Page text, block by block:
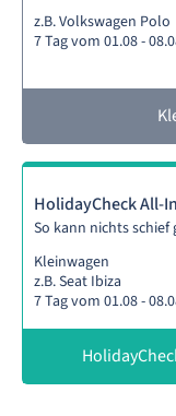
z.B. Volkswagen Polo
7 Tag vom 01.08 -
HolidayCheck All-
So kann nichts
Kleinwagen
z.B. Seat Ibiza
7 Tag vom 01.08 -